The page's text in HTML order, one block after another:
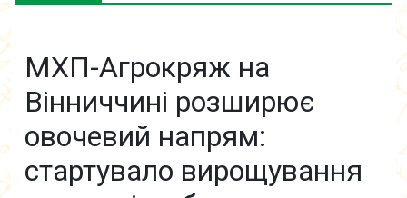
МХП-Агрокряж на
Вінниччині розширює
овочевий напрям:
стартувало вирощування